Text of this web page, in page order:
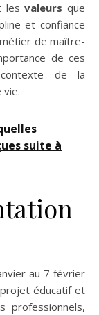
lesvaleurs que
et confiance
de maître-
de ces
de la
vie.
suite à
au 7 février
éducatif et
professionnels,